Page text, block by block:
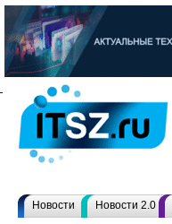
Новости Новости 2.0